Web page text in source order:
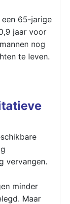
65-jarige
jaar voor
nog
te leven.
vervangen.
minder
Maar